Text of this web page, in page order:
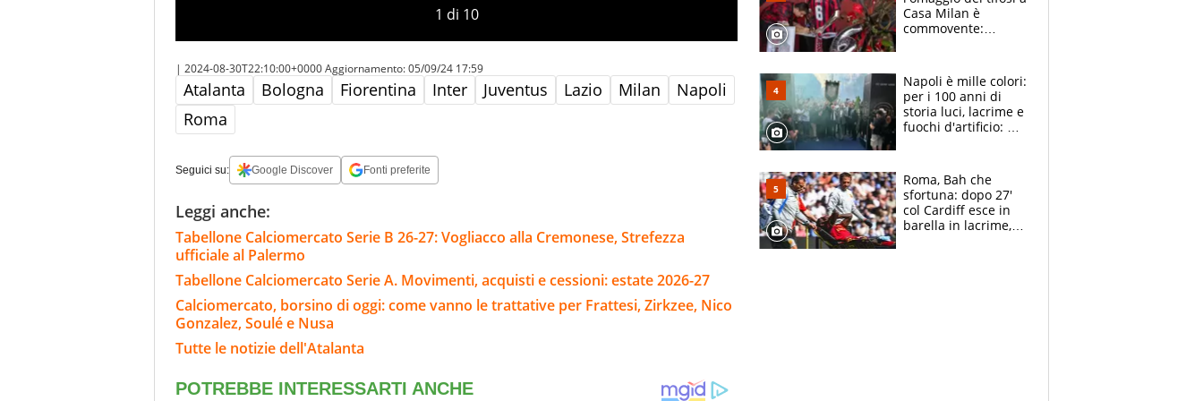
1 di 10
| 2024-08-30T22:10:00+0000Aggiornamento:05/09/24 17:59
Atalanta Bologna Fiorentina Inter Juventus Lazio Milan
Napoli
Roma
Seguici su: Google Discover Fonti preferite
Leggi anche:
Tabellone Calciomercato Serie B 26-27: Vogliacco alla Cremonese, Strefezza
ufficiale al Palermo
Tabellone Calciomercato Serie A. Movimenti, acquisti e cessioni: estate 2026-27
Calciomercato, borsino di oggi: come vanno le trattative per Frattesi, Zirkzee, Nico
Gonzalez, Soulé e Nusa
Tutte le notizie dell'Atalanta
Casa Milan è
commovente:
bigliettini
Napoli è mille colori:
per i 100 anni di
storia luci, lacrime e
fuochi d'artificio: De
Roma, Bah che
sfortuna: dopo 27'
col Cardiff esce in
barella in lacrime,